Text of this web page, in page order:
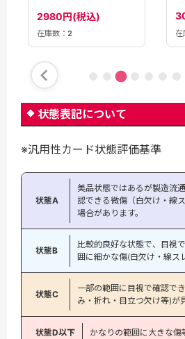
2980円(税込)
在庫数： 2 在
状態表記について
※汎用性カード状態評価基準
状態A
美品状態ではあるが製造流
認できる微傷（白欠け・線
場合があります。
状態B
比較的良好な状態で、目視
囲に細かな傷(白欠け・線ス
状態C
一部の範囲に目視で確認で
み・折れ・目立つ欠け等)が
状態D以下 かなりの範囲に大きな傷